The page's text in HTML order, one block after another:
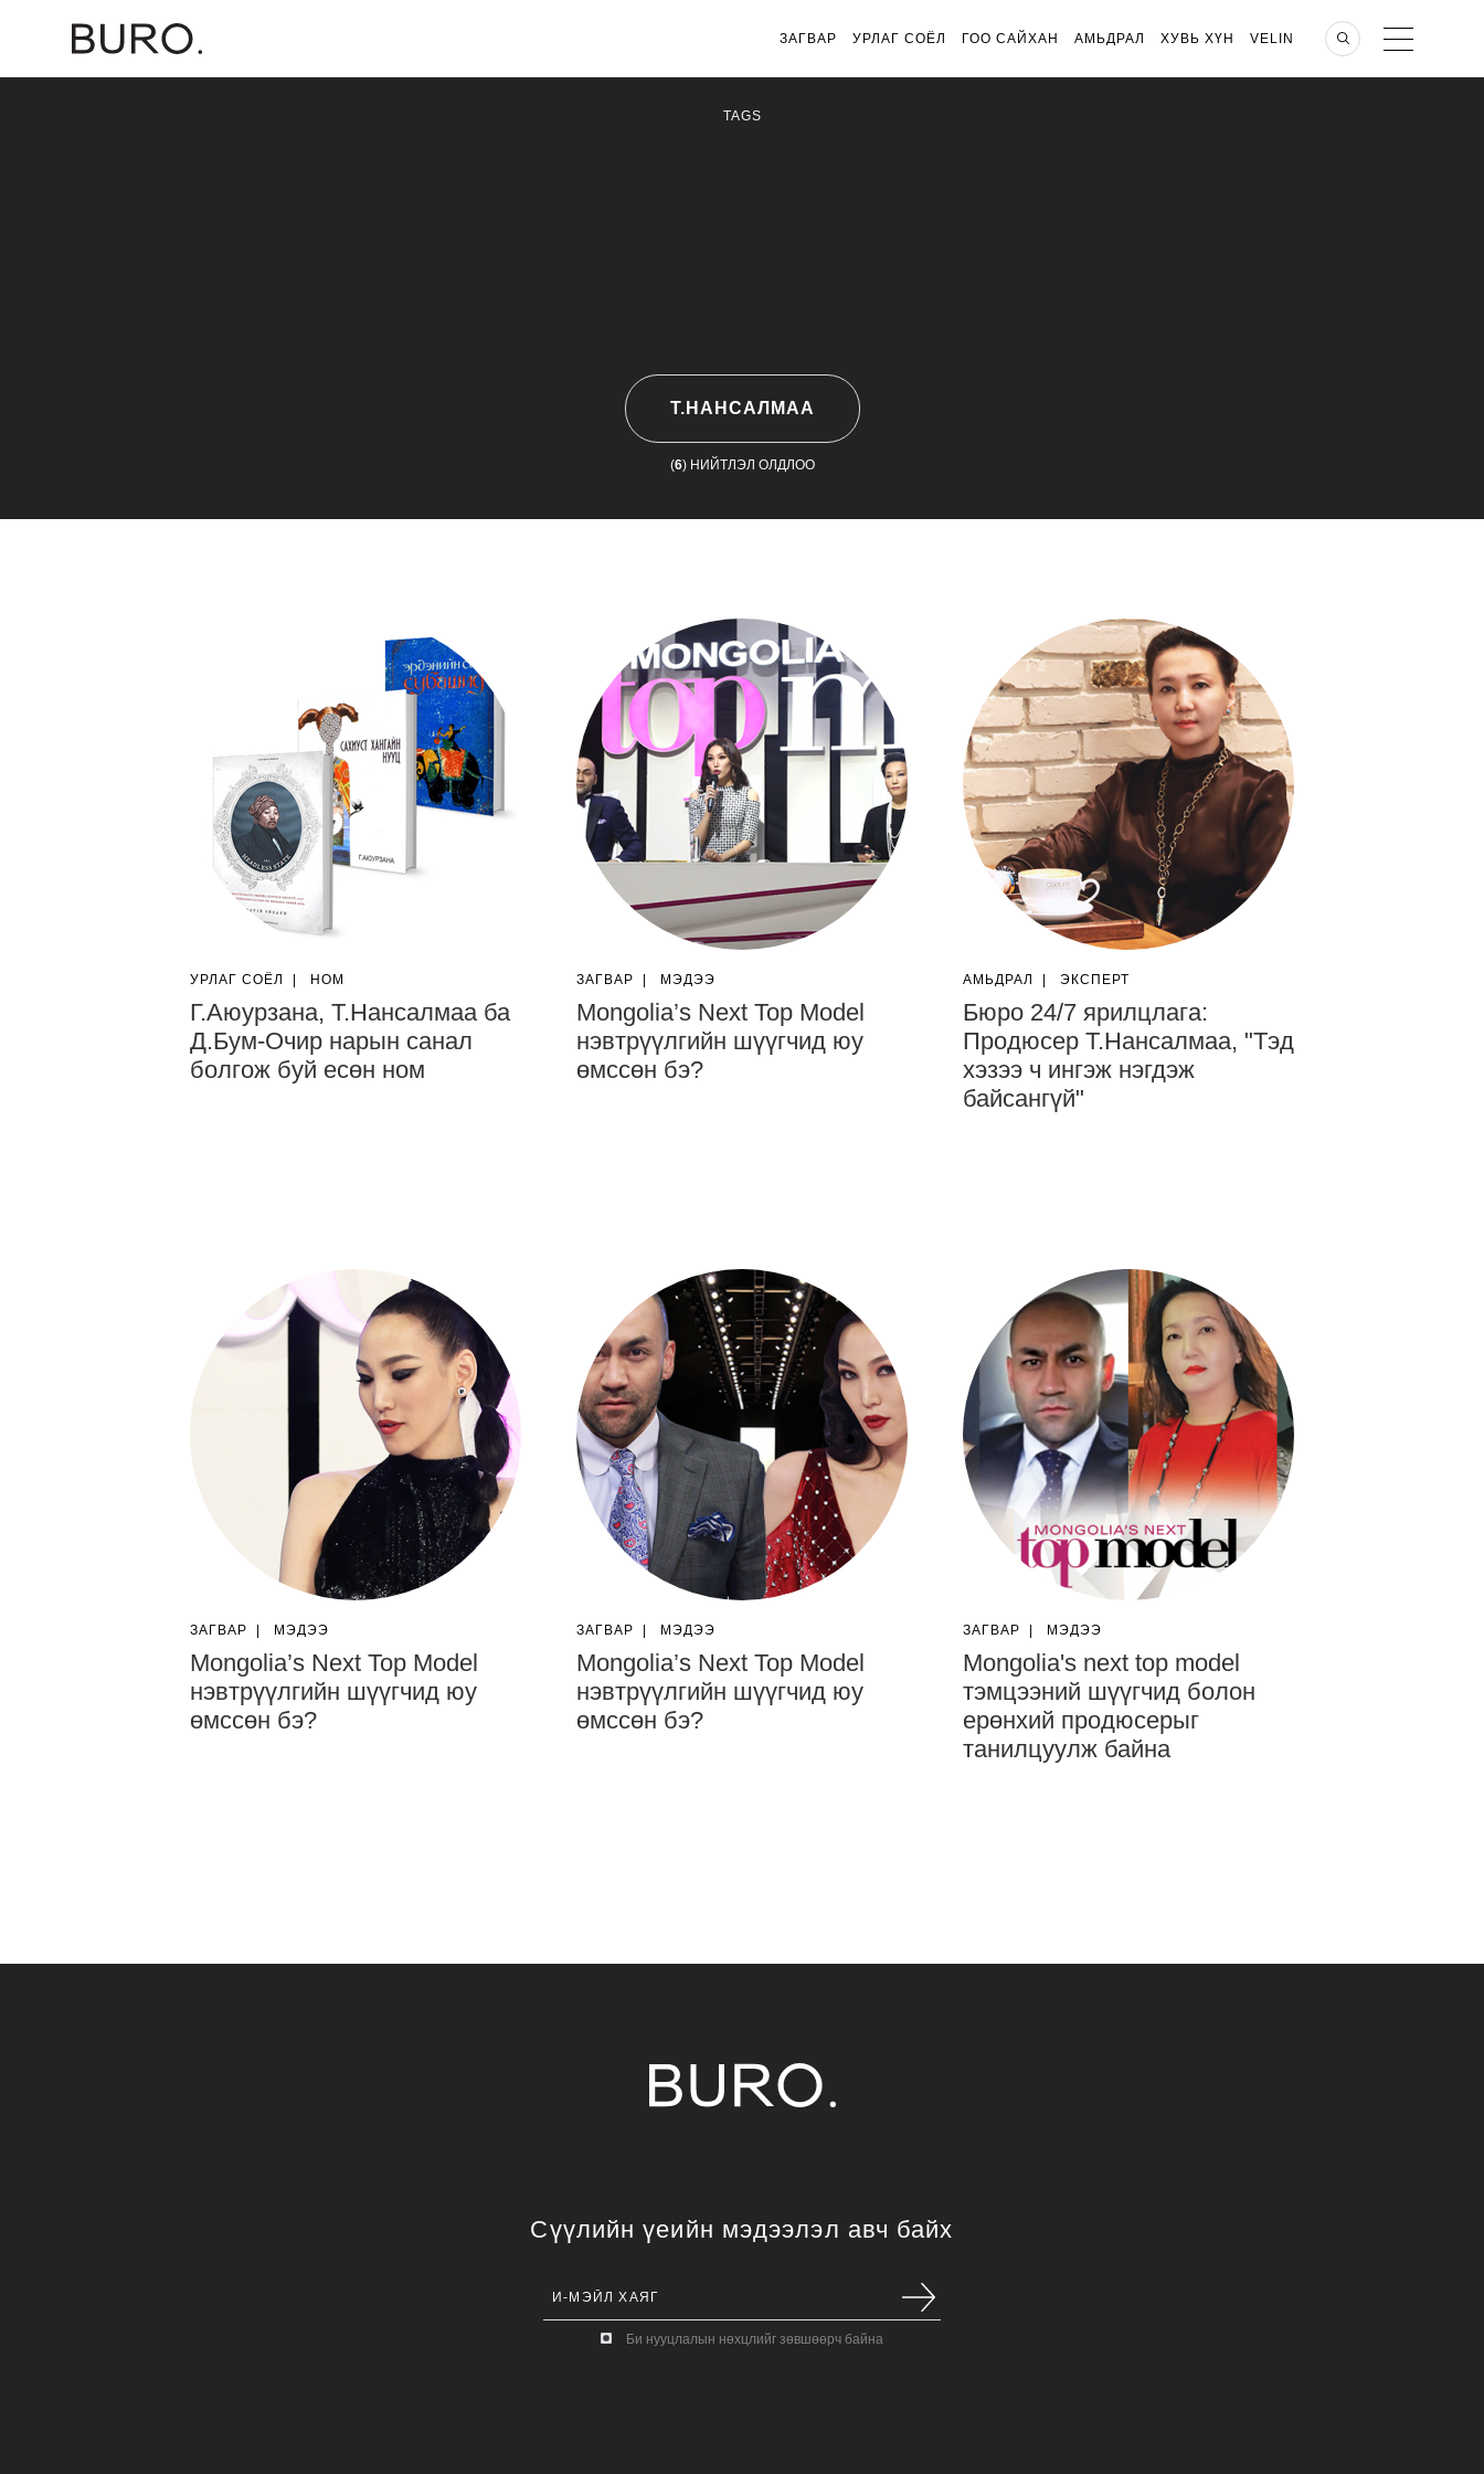
ЗАГВАР УРЛАГ СОЁЛ ГОО САЙХАН АМЬДРАЛ ХУВЬ ХҮН VELIN
TAGS
Т.НАНСАЛМАА
(6) НИЙТЛЭЛ ОЛДЛОО
УРЛАГ СОЁЛ НОМ
Г.Аюурзана, Т.Нансалмаа ба
Д.Бум-Очир нарын санал
болгож буй есөн ном
ЗАГВАР МЭДЭЭ
Mongolia’s Next Top Model
нэвтрүүлгийн шүүгчид юу
өмссөн бэ?
АМЬДРАЛ ЭКСПЕРТ
Бюро 24/7 ярилцлага:
Продюсер Т.Нансалмаа, "Тэд
хэзээ ч ингэж нэгдэж
байсангүй"
ЗАГВАР МЭДЭЭ
Mongolia’s Next Top Model
нэвтрүүлгийн шүүгчид юу
өмссөн бэ?
ЗАГВАР МЭДЭЭ
Mongolia’s Next Top Model
нэвтрүүлгийн шүүгчид юу
өмссөн бэ?
ЗАГВАР МЭДЭЭ
Mongolia's next top model
тэмцээний шүүгчид болон
ерөнхий продюсерыг
танилцуулж байна
Сүүлийн үеийн мэдээлэл авч байх
Би нууцлалын нөхцлийг зөвшөөрч байна